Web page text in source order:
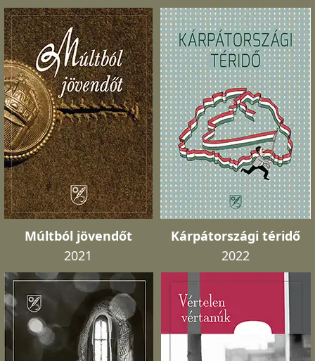
Múltból jövendőt
2021
Kárpátországi téridő
2022